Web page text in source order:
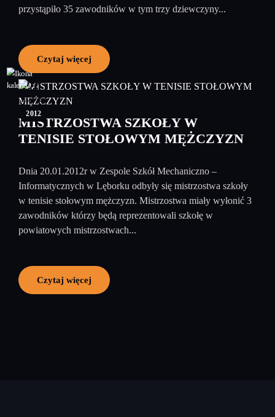
przystąpiło 35 zawodników w tym trzy dziewczyny...
Czytaj więcej
20
marzec
2012
MISTRZOSTWA SZKOŁY W
TENISIE STOŁOWYM MĘŻCZYZN
Dnia 20.01.2012r w Zespole Szkół Mechaniczno –
Informatycznych w Lęborku odbyły się mistrzostwa szkoły
w tenisie stołowym mężczyzn. Mistrzostwa miały wyłonić 3
zawodników którzy będą reprezentowali szkołę w
powiatowych mistrzostwach...
Czytaj więcej